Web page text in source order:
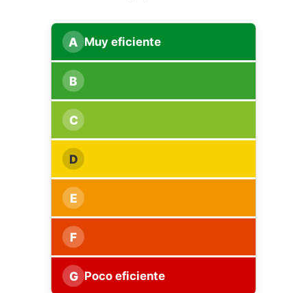
A Muy eficiente
B
C
D
E
F
G Poco eficiente